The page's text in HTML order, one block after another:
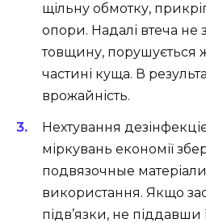
щільну обмотку,
опори. Надалі втеча не
товщину, порушується
частині куща. В
врожайність.
Нехтування
міркувань економії
подвязочные
використання. Якщо
підв’язки, не піддавши